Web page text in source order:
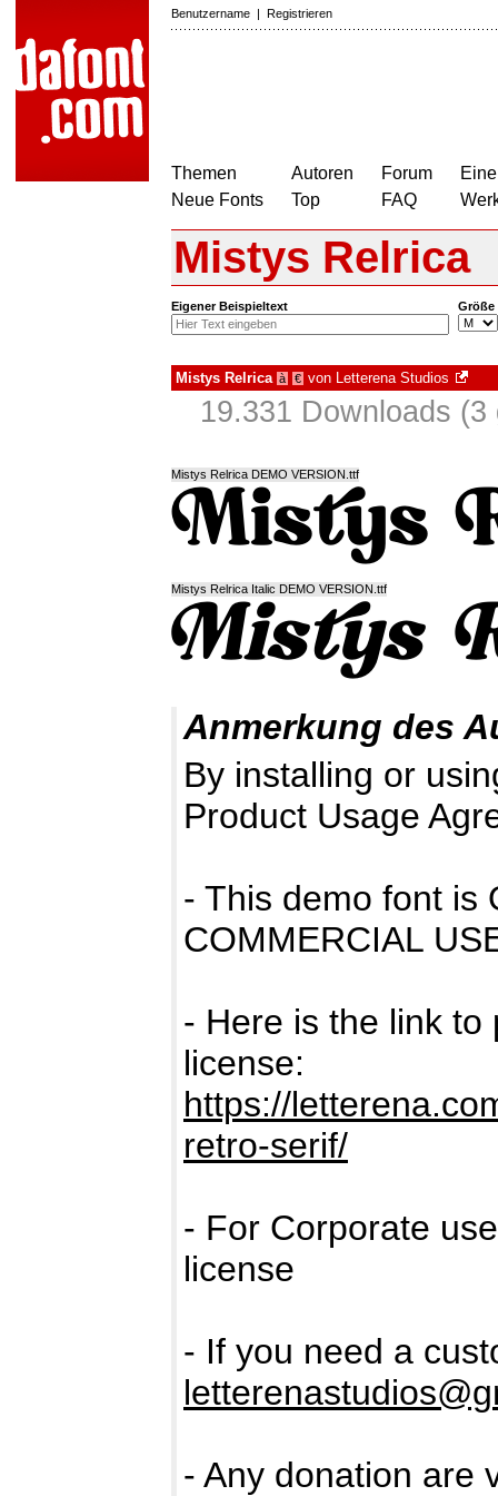
Benutzername | Registrieren
Themen
Neue Fonts
Autoren
Top
Forum
FAQ
Mistys Relrica
Eigener Beispieltext Größe
Mistys Relrica à € von Letterena Studios
19.331 Downloads (3
Mistys Relrica DEMO VERSION.ttf
Mistys Relrica Italic DEMO VERSION.ttf
Anmerkung des
By installing or
Product Usage
- This demo font is
COMMERCIAL
- Here is the link to
license:
https://
retro-serif/
- For Corporate
license
- If you need a
- Any donation are